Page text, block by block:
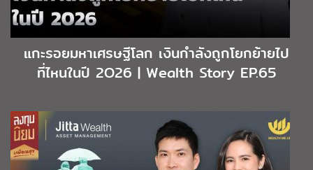
แกะรอยมหาเศรษฐีโลก เงินกำลังถูกโยกย้ายไป
ที่ไหนในปี 2O26 | Wealth Story EP.65